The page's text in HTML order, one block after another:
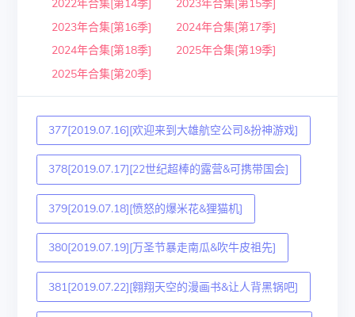
2022年合集[第14季]
2023年合集[第15季]
2023年合集[第16季]
2024年合集[第17季]
2024年合集[第18季]
2025年合集[第19季]
2025年合集[第20季]
377[2019.07.16][欢迎来到大雄航空公司&扮神游戏]
378[2019.07.17][22世纪超棒的露营&可携带国会]
379[2019.07.18][愤怒的爆米花&狸猫机]
380[2019.07.19][万圣节暴走南瓜&吹牛皮祖先]
381[2019.07.22][翱翔天空的漫画书&让人背黑锅吧]